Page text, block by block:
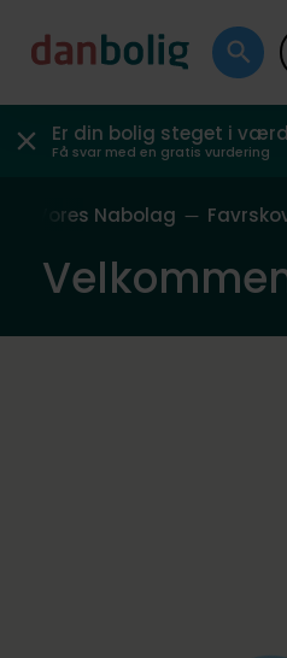
Er din bolig steget i
Få svar med en gratis vurdering
Vores Nabolag